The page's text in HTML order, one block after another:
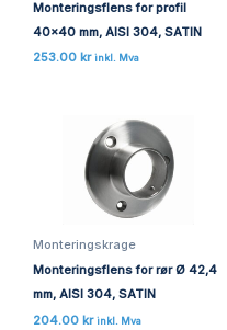
Monteringsflens for profil
40×40 mm, AISI 304, SATIN
253.00 kr inkl. Mva
Monteringskrage
Monteringsflens for rør Ø 42,4
mm, AISI 304, SATIN
204.00 kr inkl. Mva